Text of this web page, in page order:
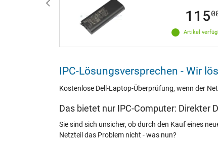
Artikel
115
IPC-Lösungsversprechen - Wir
Kostenlose Dell-Laptop-Überprüfung, wenn der
Das bietet nur IPC-Computer: Direkter
Sie sind sich unsicher, ob durch den Kauf eines
Netzteil das Problem nicht - was nun?